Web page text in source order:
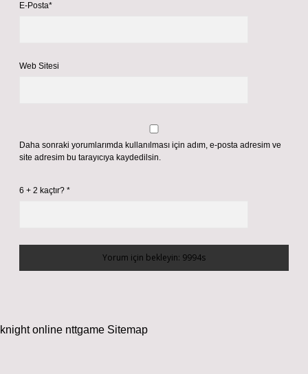
E-Posta*
Web Sitesi
Daha sonraki yorumlarımda kullanılması için adım, e-posta adresim ve
site adresim bu tarayıcıya kaydedilsin.
6 + 2 kaçtır? *
knight online nttgame Sitemap